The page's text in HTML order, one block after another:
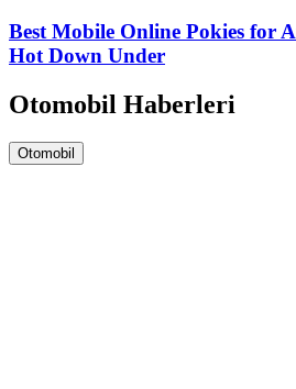
Best Mobile Online Pokies for
Hot Down Under
Otomobil Haberleri
Otomobil